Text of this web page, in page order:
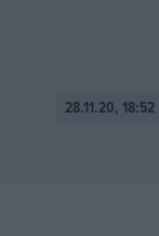
28.11.20, 18:52